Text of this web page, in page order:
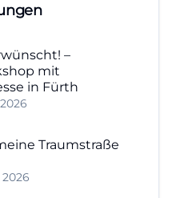
–
mit
in Fürth
Traumstraße